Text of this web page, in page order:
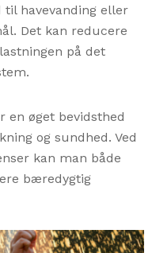
til havevanding eller
Det kan reducere
på det
en øget bevidsthed
og sundhed. Ved
kan man både
bæredygtig